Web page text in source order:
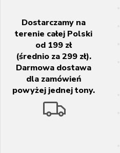
Dostarczamy na
terenie całej Polski
od 199 zł
(średnio za 299 zł).
Darmowa dostawa
dla zamówień
powyżej jednej tony.